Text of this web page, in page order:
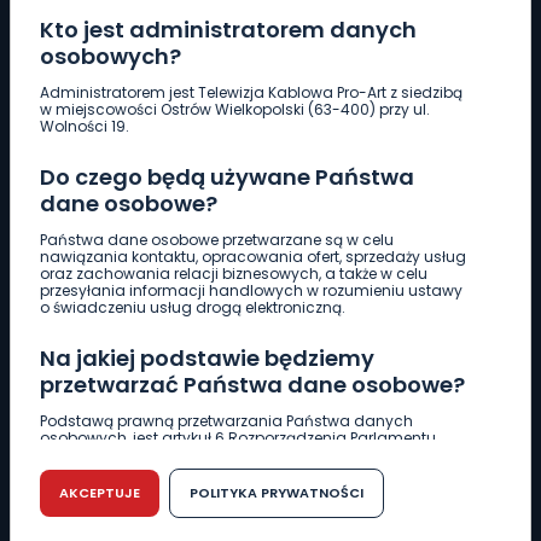
Kto jest administratorem danych
osobowych?
Administratorem jest Telewizja Kablowa Pro-Art z siedzibą
w miejscowości Ostrów Wielkopolski (63-400) przy ul.
Wolności 19.
Do czego będą używane Państwa
dane osobowe?
Państwa dane osobowe przetwarzane są w celu
nawiązania kontaktu, opracowania ofert, sprzedaży usług
oraz zachowania relacji biznesowych, a także w celu
przesyłania informacji handlowych w rozumieniu ustawy
o świadczeniu usług drogą elektroniczną.
Na jakiej podstawie będziemy
przetwarzać Państwa dane osobowe?
Podstawą prawną przetwarzania Państwa danych
osobowych, jest artykuł 6 Rozporządzenia Parlamentu
r. w sprawie ochrony osób fizycznych w związku z
przetwarzaniem danych osobowych w sprawie
swobodnego przepływu takich danych oraz uchylenia
dyrektywy 95/46/WE (RODO).
AKCEPTUJE POLITYKA PRYWATNOŚCI
Pobierz logotyp
661 997 997
REDAKCJA
62 735 22 22redakcja@wlkp24.info
DZIAŁ REKLAMY
62 735 01 85 reklama@wlkp24.info
WIADOMOŚCI
CIEKAWOSTKI